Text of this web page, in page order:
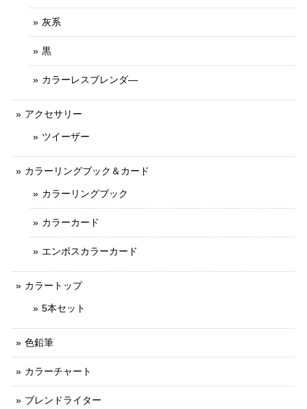
灰系
黒
カラーレスブレンダ―
アクセサリー
ツイーザー
カラーリングブック＆カード
カラーリングブック
カラーカード
エンボスカラーカード
カラートップ
5本セット
色鉛筆
カラーチャート
ブレンドライター